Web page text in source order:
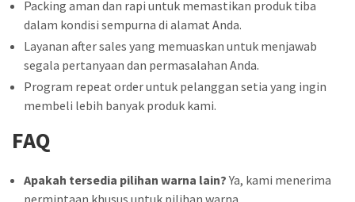
Packing aman dan rapi untuk memastikan produk tiba
dalam kondisi sempurna di alamat Anda.
Layanan after sales yang memuaskan untuk menjawab
segala pertanyaan dan permasalahan Anda.
Program repeat order untuk pelanggan setia yang ingin
membeli lebih banyak produk kami.
FAQ
Apakah tersedia pilihan warna lain?Ya, kami menerima
permintaan khusus untuk pilihan warna.